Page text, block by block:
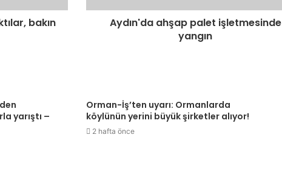
bakın
Aydın'da ahşap palet işletmesinde
yangın
yarıştı –
Orman-İş’ten uyarı: Ormanlarda
köylünün yerini büyük şirketler alıyor!
2 hafta önce